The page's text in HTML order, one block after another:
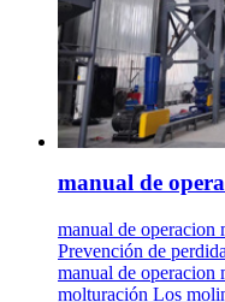
manual de
manual de operacion
Prevención de
manual de
molturación Los